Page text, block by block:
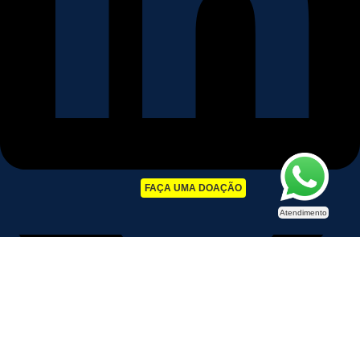
FAÇA UMA DOAÇÃO
Atendimento